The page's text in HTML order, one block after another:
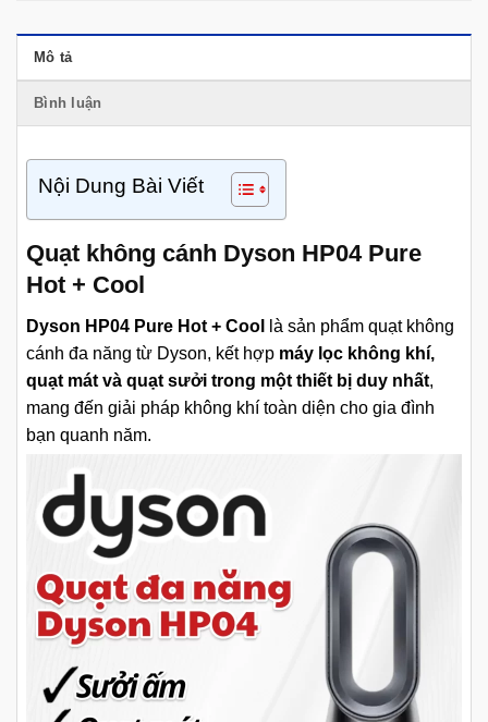
Mô tả
Bình luận
Nội Dung Bài Viết
Quạt không cánh Dyson HP04 Pure
Hot + Cool
Dyson HP04 Pure Hot + Cool
là sản phẩm quạt không
cánh đa năng từ Dyson, kết hợp máy lọc không khí,
quạt mát và quạt sưởi trong một thiết bị duy nhất,
mang đến giải pháp không khí toàn diện cho gia đình
bạn quanh năm.